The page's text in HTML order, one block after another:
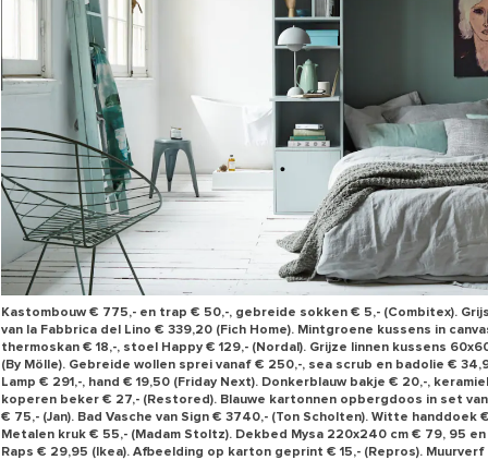
Kastombouw € 775,- en trap € 50,-, gebreide sokken € 5,- (Combitex).
van la Fabbrica del Lino € 339,20 (Fich Home). Mintgroene kussens in
thermoskan € 18,-, stoel Happy € 129,- (Nordal). Grijze linnen kussens
(By Mölle). Gebreide wollen sprei vanaf € 250,-, sea scrub en badolie €
Lamp € 291,-, hand € 19,50 (Friday Next). Donkerblauw bakje € 20,-,
koperen beker € 27,- (Restored). Blauwe kartonnen opbergdoos in set van
€ 75,- (Jan). Bad Vasche van Sign € 3740,- (Ton Scholten). Witte handdoek
Metalen kruk € 55,- (Madam Stoltz). Dekbed Mysa 220x240 cm € 79, 95
Raps € 29,95 (Ikea). Afbeelding op karton geprint € 15,- (Repros). Muurverf